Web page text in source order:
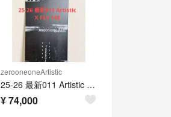
zerooneoneArtistic
25-26 最新011 Artistic X FLY 148cm
¥74,000